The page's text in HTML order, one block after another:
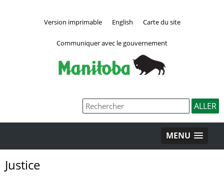
Version imprimable English Carte du site
Communiquer avec le gouvernement
MENU
Justice